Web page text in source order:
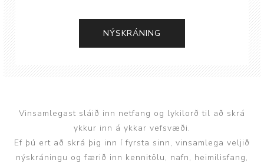
Vinsamlegast sláið inn netfang og lykilorð til að skrá
ykkur inn á ykkar vefsvæði.
Ef þú ert að skrá þig inn í fyrsta sinn, vinsamlega veljið
nýskráningu og færið inn kennitölu, nafn, heimilisfang,